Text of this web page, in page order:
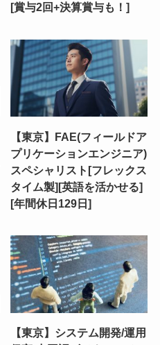
[賞与2回+決算賞与も！]
【東京】FAE(フィールドア
プリケーションエンジニア)
スペシャリスト[フレックス
タイム製][英語を活かせる]
[年間休日129日]
【東京】システム開発/運用